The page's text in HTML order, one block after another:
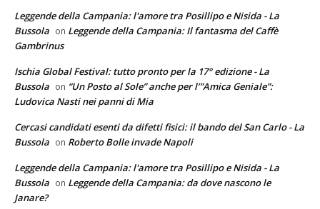
Leggende della Campania: l'amore tra Posillipo e Nisida - La
Bussola on Leggende della Campania: Il fantasma del Caffè
Gambrinus
Ischia Global Festival: tutto pronto per la 17° edizione - La
Bussola on “Un Posto al Sole” anche per l’”Amica Geniale”:
Ludovica Nasti nei panni di Mia
Cercasi candidati esenti da difetti fisici: il bando del San Carlo - La
Bussola on Roberto Bolle invade Napoli
Leggende della Campania: l'amore tra Posillipo e Nisida - La
Bussola on Leggende della Campania: da dove nascono le
Janare?